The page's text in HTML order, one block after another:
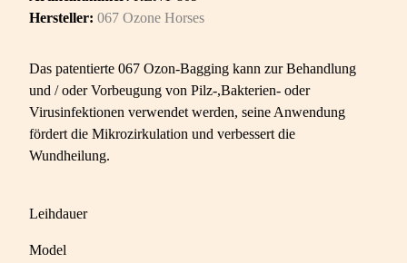
Hersteller: 067 Ozone Horses
Das patentierte 067 Ozon-Bagging kann zur Behandlung
und / oder Vorbeugung von Pilz-,Bakterien- oder
Virusinfektionen verwendet werden, seine Anwendung
fördert die Mikrozirkulation und verbessert die
Wundheilung.
Leihdauer
Model